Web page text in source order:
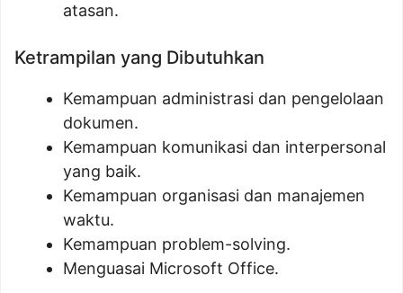
atasan.
Ketrampilan yang Dibutuhkan
Kemampuan administrasi dan pengelolaan
dokumen.
Kemampuan komunikasi dan interpersonal
yang baik.
Kemampuan organisasi dan manajemen
waktu.
Kemampuan problem-solving.
Menguasai Microsoft Office.